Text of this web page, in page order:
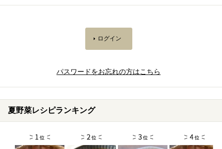
パスワードをお忘れの方はこちら
夏野菜レシピランキング